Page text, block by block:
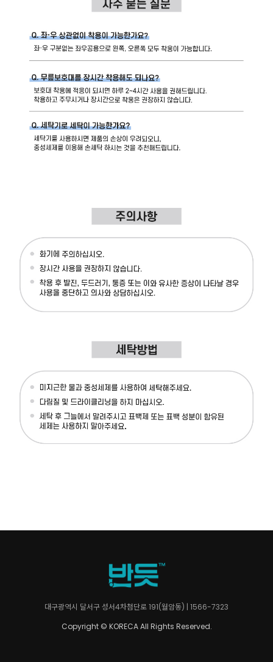
대구광역시 달서구 성서4차첨단로 191(월암동) | 1566-7323
Copyright © KORECA All Rights Reserved.